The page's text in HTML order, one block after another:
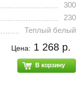
300
230
Теплый белый
Цена: 1 268 р.
В корзину